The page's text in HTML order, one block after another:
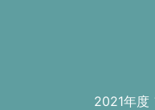
2021年度